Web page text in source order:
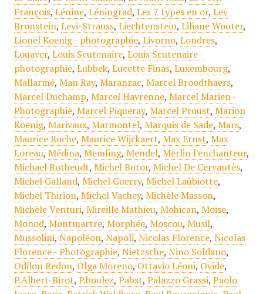
François, Lénine, Léningrad, Les 7 types en or, Lev
Bronstein, Levi-Strauss, Liechtenstein, Liliane Wouter,
Lionel Koenig - photographie, Livorno, Londres,
Louaver, Louis Scutenaire, Louis Scutenaire -
photographie, Lubbek, Lucette Finas, Luxembourg,
Mallarmé, Man Ray, Maranzac, Marcel Broodthaers,
Marcel Duchamp, Marcel Havrenne, Marcel Marien -
Photographie, Marcel Piqueray, Marcel Proust, Marion
Koenig, Marivaux, Marmontel, Marquis de Sade, Mars,
Maurice Roche, Maurice Wijckaert, Max Ernst, Max
Loreau, Médina, Memling, Mendel, Merlin l'enchanteur,
Michael Rotheudt, Michel Butor, Michel De Cervantès,
Michel Galland, Michel Guerry, Michel Laùbiotte,
Michel Thirion, Michel Vachey, Michèle Masson,
Michèle Venturi, Mireille Mathieu, Mohican, Moise,
Monod, Montmartre, Morphée, Moscou, Musil,
Mussolini, Napoléon, Napoli, Nicolas Florence, Nicolas
Florence - Photographie, Nietzsche, Nino Soldano,
Odilon Redon, Olga Moreno, Ottavio Léoni, Ovide,
P.Albert-Birot, P.boulez, Pabst, Palazzo Grassi, Paolo